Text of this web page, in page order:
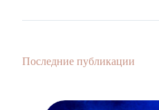
Последние публикации